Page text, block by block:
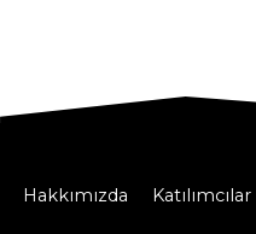
Hakkımızda Katılımcılar